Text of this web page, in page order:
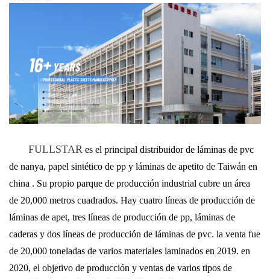
FULLSTAR es el principal distribuidor de láminas de pvc
de nanya, papel sintético de pp y láminas de apetito de Taiwán en
china . Su propio parque de producción industrial cubre un área
de 20,000 metros cuadrados. Hay cuatro líneas de producción de
láminas de apet, tres líneas de producción de pp, láminas de
caderas y dos líneas de producción de láminas de pvc. la venta fue
de 20,000 toneladas de varios materiales laminados en 2019. en
2020, el objetivo de producción y ventas de varios tipos de